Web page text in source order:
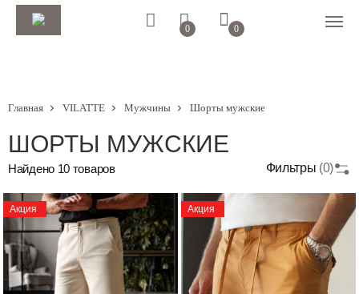
0 0
Главная VILATTE Мужчины Шорты мужские
ШОРТЫ МУЖСКИЕ
Найдено 10 товаров Фильтры (0)
Акция Акция